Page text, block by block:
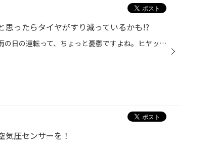
思ったらタイヤがすり減っているかも!?
視界が悪く、道路が滑りやすくなる雨の日の運転って、ちょっと憂鬱ですよね。ヒヤッとされた経験をお持ちの方も多いでしょうし、より一層注意しながら走ると疲れ方も違うと思います。 そんな雨の日もより快適にクルマで移動したいなら、やはりタイヤのコンディションが重要です。タイヤがすり減り、...
圧センサーを！